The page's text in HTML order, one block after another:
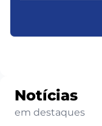
Notícias
em destaques